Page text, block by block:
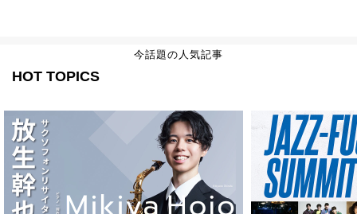
今話題の人気記事
HOT TOPICS